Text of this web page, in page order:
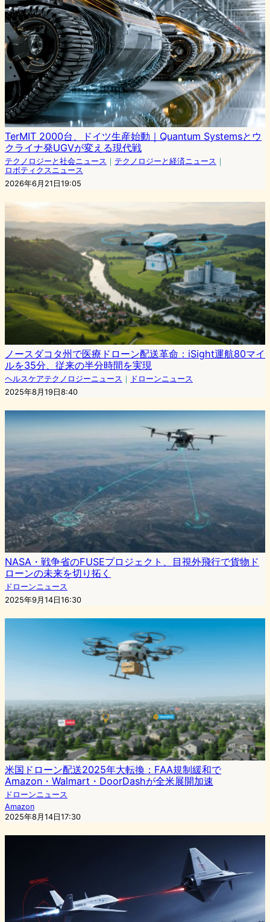
TerMIT 2000台、ドイツ生産始動｜Quantum Systemsとウ
クライナ発UGVが変える現代戦
テクノロジーと社会ニュース ｜ テクノロジーと経済ニュース ｜
ロボティクスニュース
2026年6月21日19:05
ノースダコタ州で医療ドローン配送革命：iSight運航80マイ
ルを35分、従来の半分時間を実現
ヘルスケアテクノロジーニュース ｜
ドローンニュース
2025年8月19日8:40
NASA・戦争省のFUSEプロジェクト、目視外飛行で貨物ド
ローンの未来を切り拓く
ドローンニュース
2025年9月14日16:30
米国ドローン配送2025年大転換：FAA規制緩和で
Amazon・Walmart・DoorDashが全米展開加速
ドローンニュース
Amazon
2025年8月14日17:30